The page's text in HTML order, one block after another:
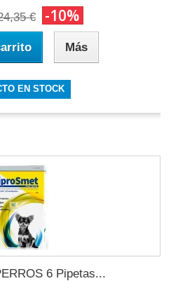
€ -10%
Más
EN STOCK
6 Pipetas...